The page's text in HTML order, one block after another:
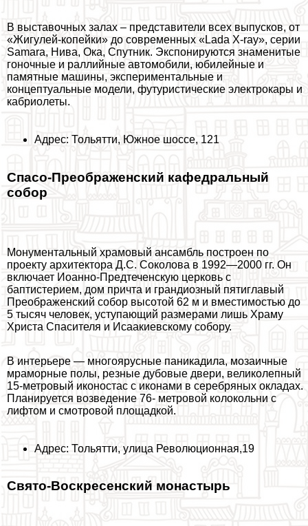
В выставочных залах – представители всех выпусков, от
«Жигулей-копейки» до современных «Lada X-ray», серии
Samara, Нива, Ока, Спутник. Экспонируются знаменитые
гоночные и раллийные автомобили, юбилейные и
памятные машины, экспериментальные и
концептуальные модели, футуристические электрокары и
кабриолеты.
Адрес: Тольятти, Южное шоссе, 121
Спасо-Преображенский кафедральный
собор
Монументальный храмовый ансамбль построен по
проекту архитектора Д.С. Соколова в 1992—2000 гг. Он
включает Иоанно-Предтеченскую церковь с
баптистерием, дом причта и грандиозный пятиглавый
Преображенский собор высотой 62 м и вместимостью до
5 тысяч человек, уступающий размерами лишь Храму
Христа Спасителя и Исаакиевскому собору.
В интерьере — многоярусные паникадила, мозаичные
мраморные полы, резные дубовые двери, великолепный
15-метровый иконостас с иконами в серебряных окладах.
Планируется возведение 76- метровой колокольни с
лифтом и смотровой площадкой.
Адрес: Тольятти, улица Революционная,19
Свято-Воскресенский монастырь